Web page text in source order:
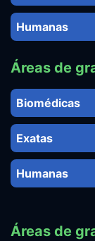
Humanas
Áreas de
Biomédicas
Exatas
Humanas
Áreas de